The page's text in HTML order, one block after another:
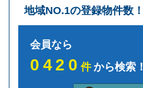
地域NO.1の登録物件数！
会員なら
0420件から検索！